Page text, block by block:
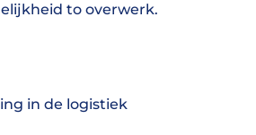
to overwerk.
in de logistiek